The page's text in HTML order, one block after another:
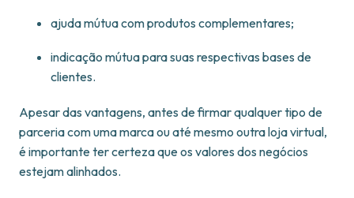
ajuda mútua com produtos complementares;
indicação mútua para suas respectivas bases de
clientes.
Apesar das vantagens, antes de firmar qualquer tipo de
parceria com uma marca ou até mesmo outra loja virtual,
é importante ter certeza que os valores dos negócios
estejam alinhados.